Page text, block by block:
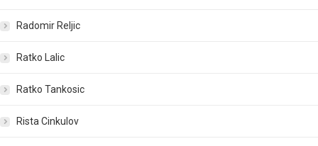
Radomir Reljic
Ratko Lalic
Ratko Tankosic
Rista Cinkulov